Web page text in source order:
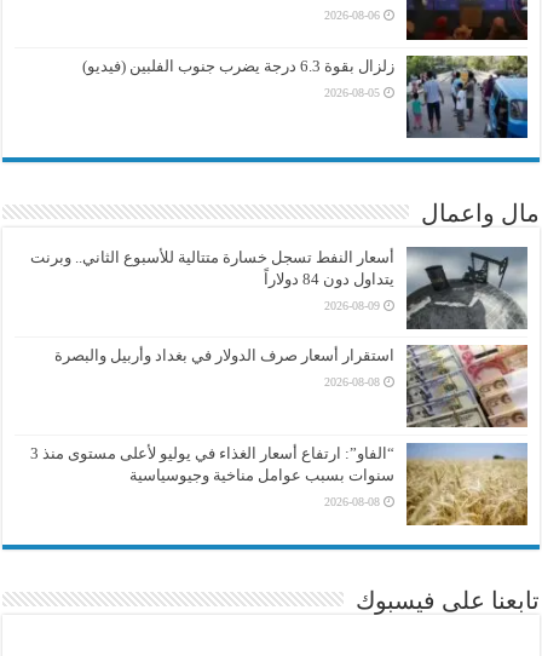
2026-08-06
زلزال بقوة 6.3 درجة يضرب جنوب الفلبين (فيديو)
2026-08-05
مال واعمال
أسعار النفط تسجل خسارة متتالية للأسبوع الثاني.. وبرنت
يتداول دون 84 دولاراً
2026-08-09
استقرار أسعار صرف الدولار في بغداد وأربيل والبصرة
2026-08-08
“الفاو”: ارتفاع أسعار الغذاء في يوليو لأعلى مستوى منذ 3
سنوات بسبب عوامل مناخية وجيوسياسية
2026-08-08
تابعنا على فيسبوك